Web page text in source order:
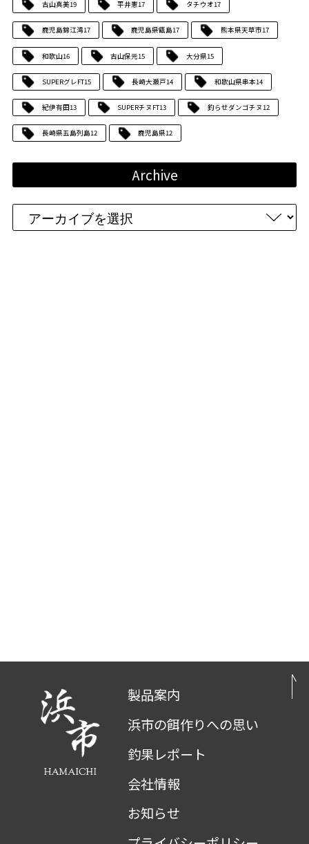
古山真美19 平井憲17 タチウオ17
鹿児島錦江湾17 鹿児島県甑島17 熊本県天草市17
和歌山16 古山保元15 大分県15
SUPERグレFT15 長崎大瀬戸14 和歌山県串本14
紀伊有田13 SUPERチヌFT13 釣らせダンゴチヌ12
長崎県五島列島12 鹿児島県12
Archive
製品案内
浜市の餌作りへの思い
釣果レポート
会社情報
お知らせ